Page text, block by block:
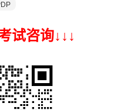
试咨询↓ ↓ ↓